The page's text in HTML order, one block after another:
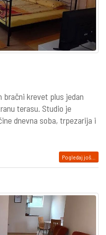
bračni krevet plus jedan
terasu. Studio je
dnevna soba, trpezarija i
Pogledaj još...